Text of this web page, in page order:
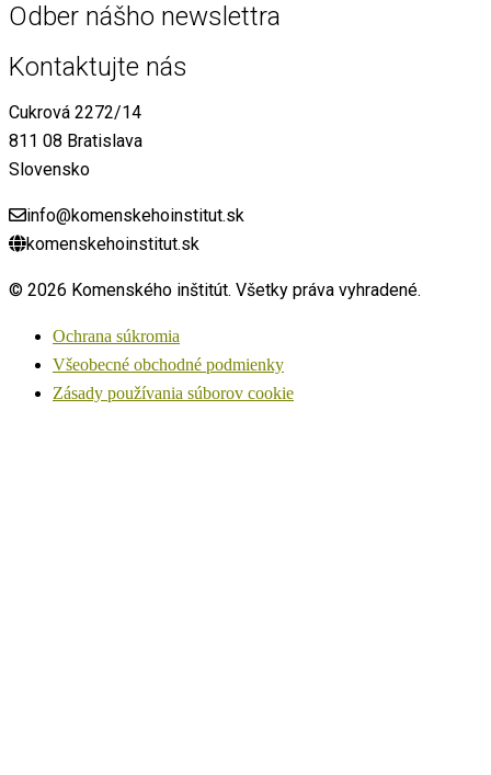
Odber nášho newslettra
Kontaktujte nás
Cukrová 2272/14
811 08 Bratislava
Slovensko
info@komenskehoinstitut.sk
komenskehoinstitut.sk
© 2026 Komenského inštitút. Všetky práva vyhradené.
Ochrana súkromia
Všeobecné obchodné podmienky
Zásady používania súborov cookie